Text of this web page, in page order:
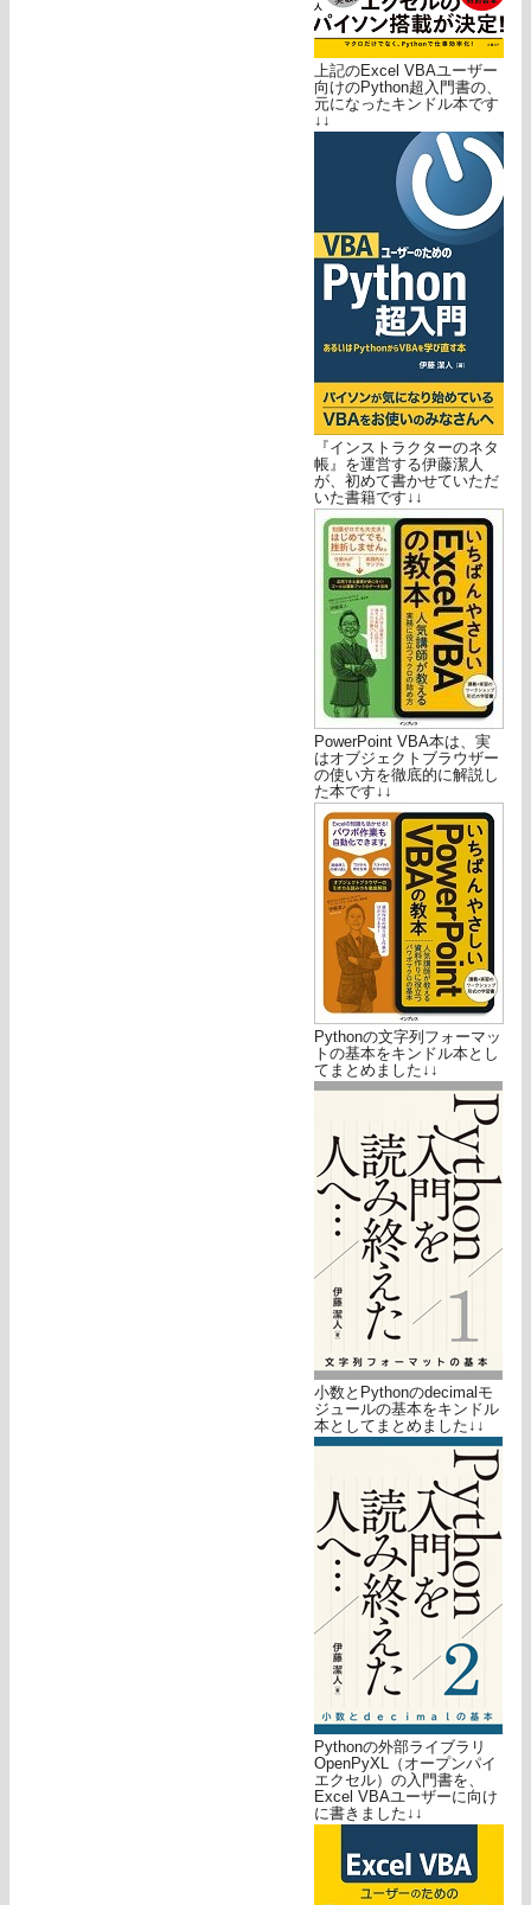
上記のExcel VBAユーザー
向けのPython超入門書の、
元になったキンドル本です
↓↓
『インストラクターのネタ
帳』を運営する伊藤潔人
が、初めて書かせていただ
いた書籍です↓↓
PowerPoint VBA本は、実
はオブジェクトブラウザー
の使い方を徹底的に解説し
た本です↓↓
Pythonの文字列フォーマッ
トの基本をキンドル本とし
てまとめました↓↓
小数とPythonのdecimalモ
ジュールの基本をキンドル
本としてまとめました↓↓
Pythonの外部ライブラリ
OpenPyXL（オープンパイ
エクセル）の入門書を、
Excel VBAユーザーに向け
に書きました↓↓